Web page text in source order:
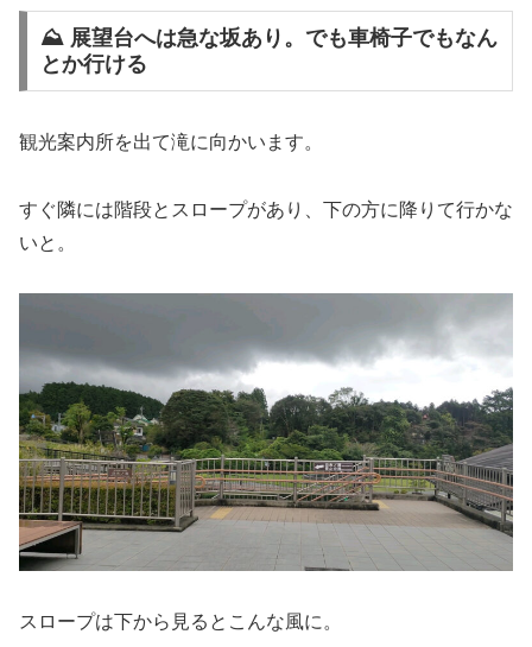
⛰ 展望台へは急な坂あり。でも車椅子でもなん
とか行ける
観光案内所を出て滝に向かいます。
すぐ隣には階段とスロープがあり、下の方に降りて行かな
いと。
スロープは下から見るとこんな風に。